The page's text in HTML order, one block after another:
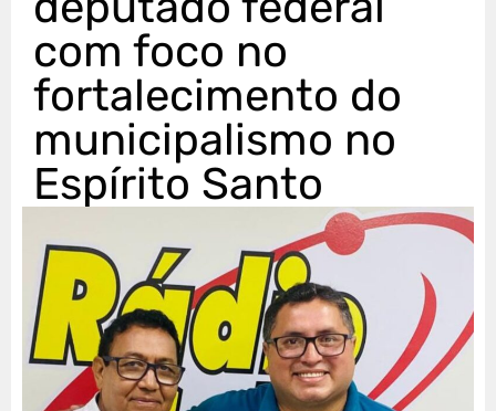
com foco no
fortalecimento do
municipalismo no
Espírito Santo